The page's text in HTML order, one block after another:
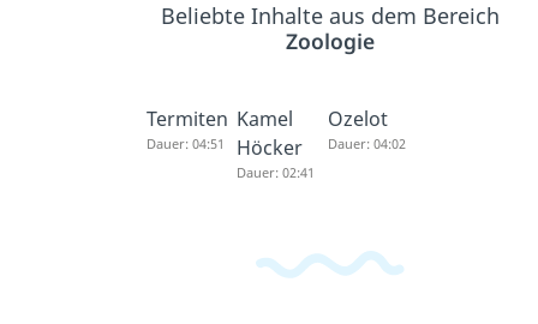
Beliebte Inhalte aus dem Bereich
Zoologie
Termiten
Dauer: 04:51
Kamel
Höcker
Dauer: 02:41
Ozelot
Dauer: 04:02